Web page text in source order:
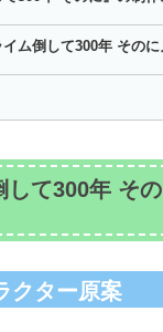
イム倒して300年 その
して300年 そ
クター原案